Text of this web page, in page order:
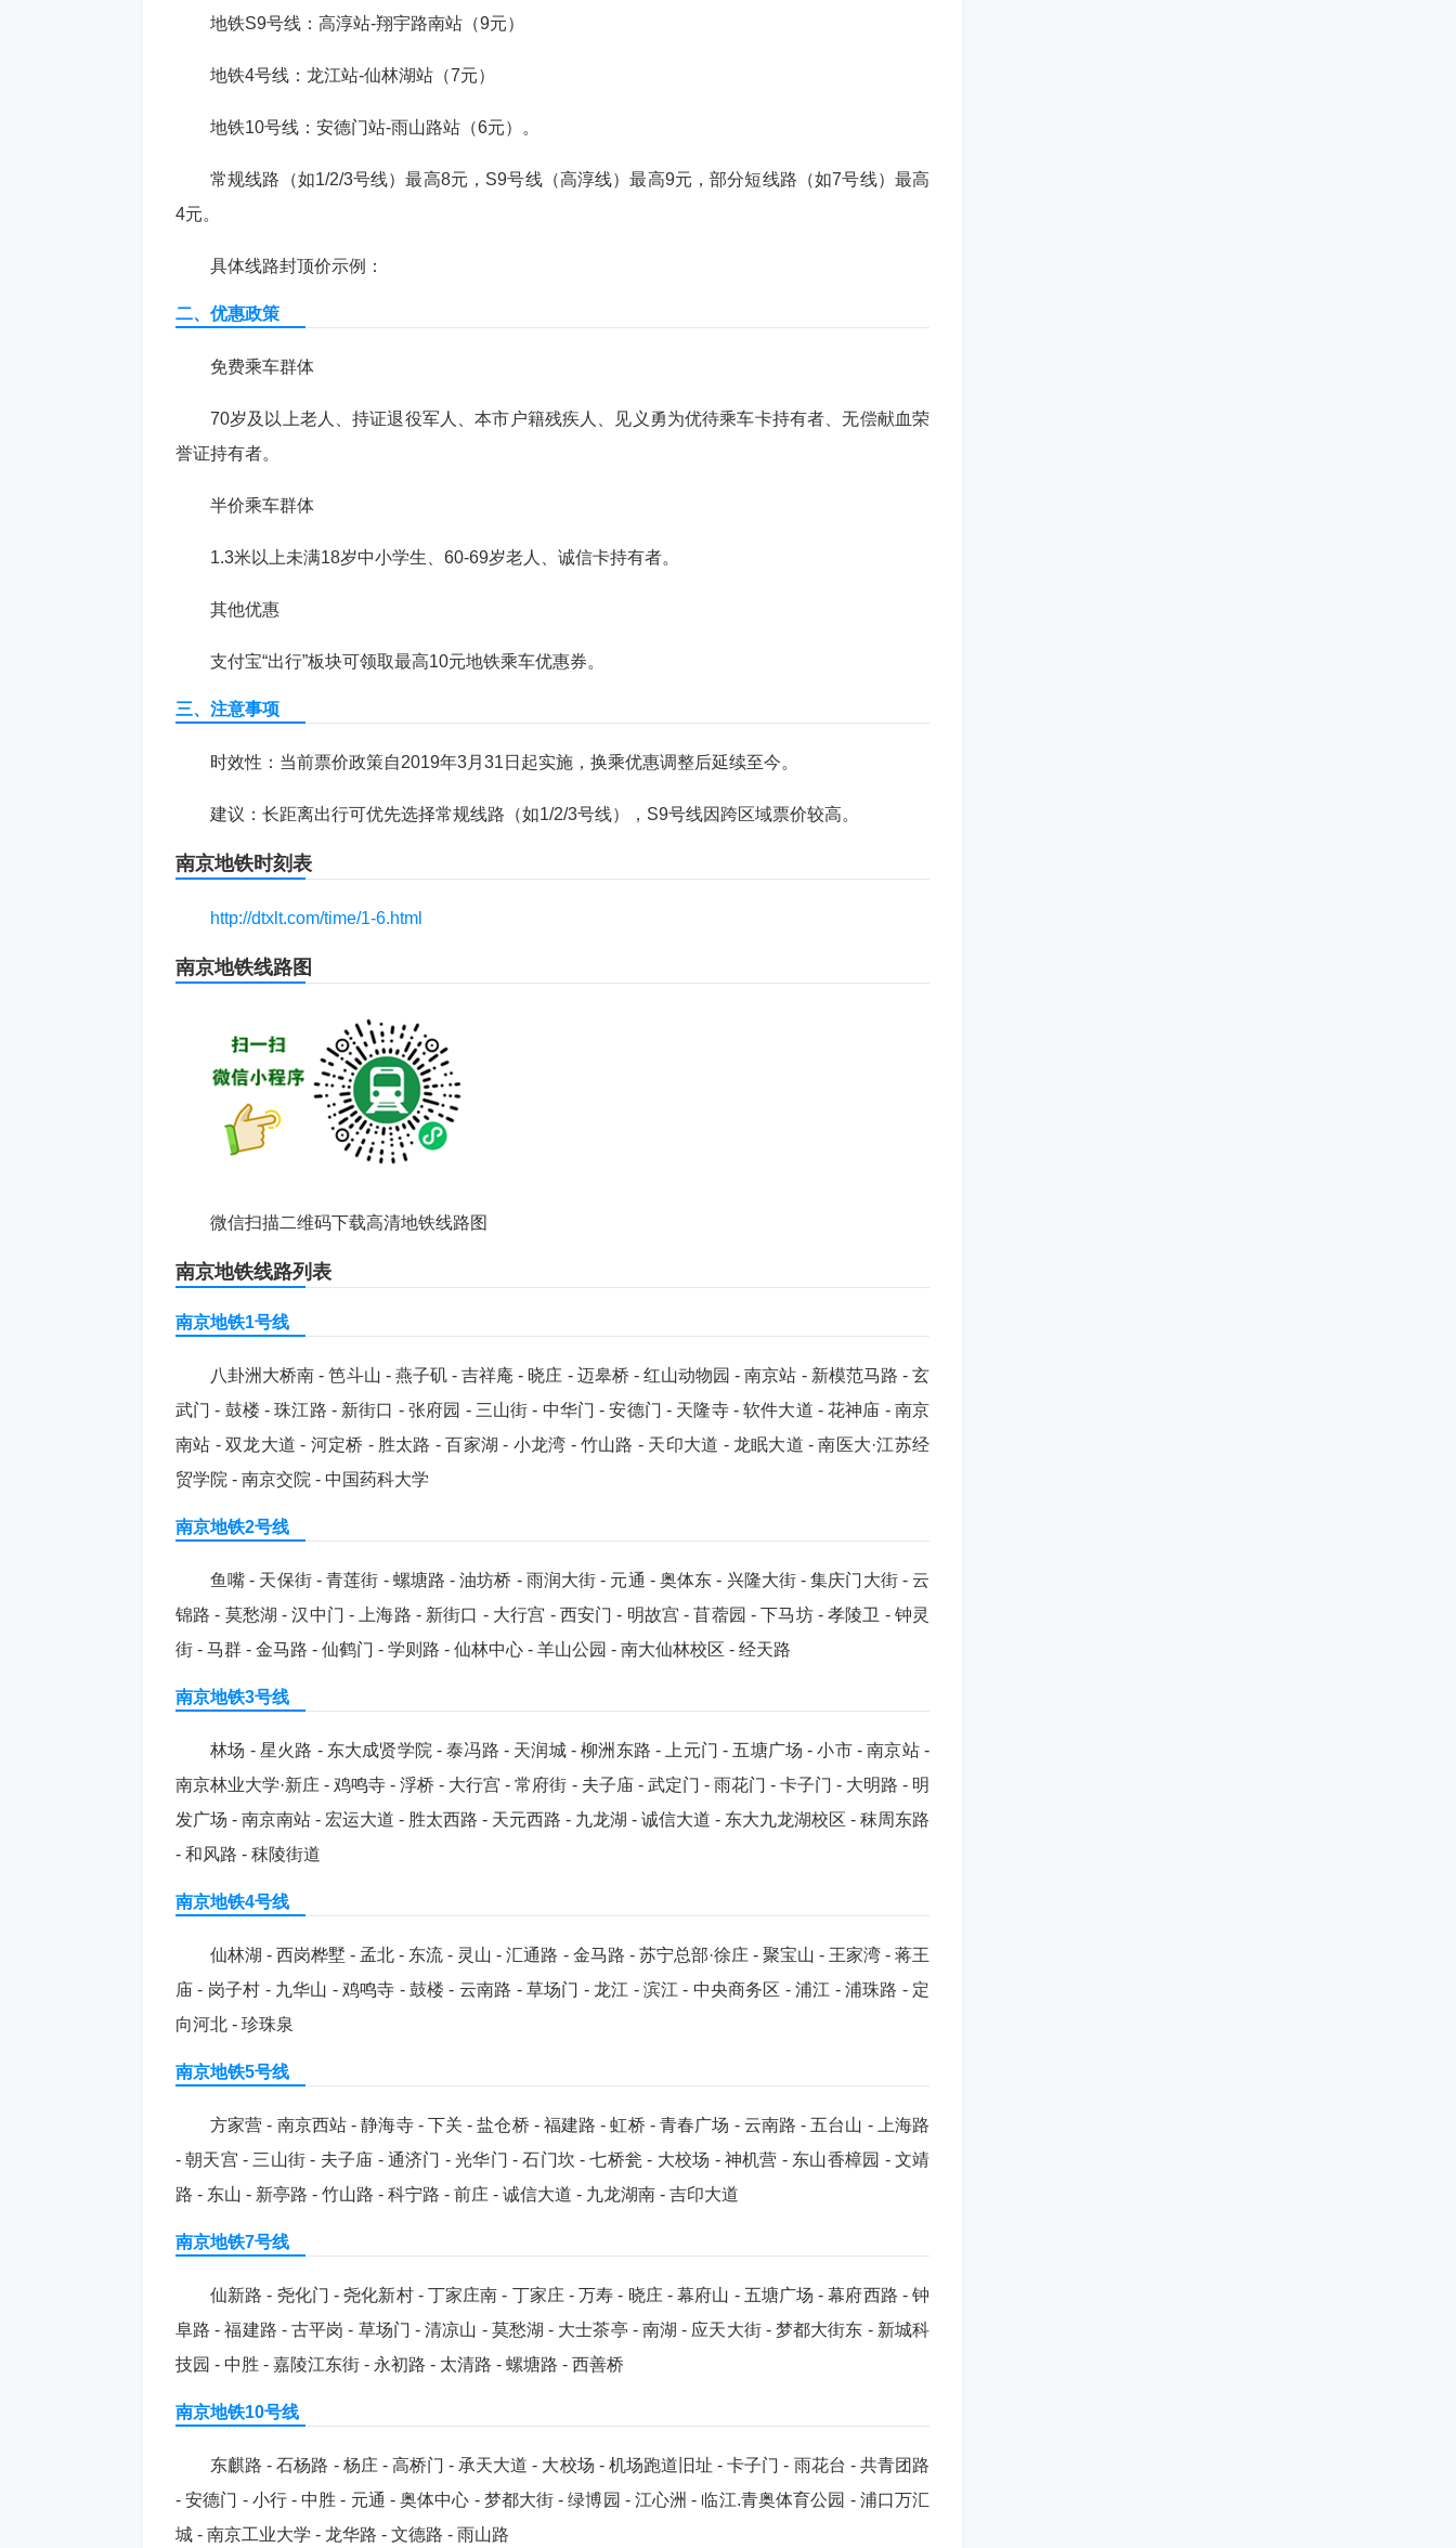
地铁S9号线：高淳站-翔宇路南站（9元）
地铁4号线：龙江站-仙林湖站（7元）
地铁10号线：安德门站-雨山路站（6元）。
常规线路（如1/2/3号线）最高8元，S9号线（高淳线）最高9元，部分短线路（如7号线）最高
4元。
具体线路封顶价示例：
二、优惠政策
‌免费乘车群体‌
70岁及以上老人、持证退役军人、本市户籍残疾人、见义勇为优待乘车卡持有者、无偿献血荣
誉证持有者。
‌半价乘车群体‌
1.3米以上未满18岁中小学生、60-69岁老人、诚信卡持有者。
‌其他优惠‌
支付宝“出行”板块可领取最高10元地铁乘车优惠券。
三、注意事项
‌时效性‌：当前票价政策自2019年3月31日起实施，换乘优惠调整后延续至今。
‌建议‌：长距离出行可优先选择常规线路（如1/2/3号线），S9号线因跨区域票价较高。
南京地铁时刻表
http://dtxlt.com/time/1-6.html
南京地铁线路图
微信扫描二维码下载高清地铁线路图
南京地铁线路列表
南京地铁1号线
八卦洲大桥南 - 笆斗山 - 燕子矶 - 吉祥庵 - 晓庄 - 迈皋桥 - 红山动物园 - 南京站 - 新模范马路 - 玄
武门 - 鼓楼 - 珠江路 - 新街口 - 张府园 - 三山街 - 中华门 - 安德门 - 天隆寺 - 软件大道 - 花神庙 - 南京
南站 - 双龙大道 - 河定桥 - 胜太路 - 百家湖 - 小龙湾 - 竹山路 - 天印大道 - 龙眠大道 - 南医大·江苏经
贸学院 - 南京交院 - 中国药科大学
南京地铁2号线
鱼嘴 - 天保街 - 青莲街 - 螺塘路 - 油坊桥 - 雨润大街 - 元通 - 奥体东 - 兴隆大街 - 集庆门大街 - 云
锦路 - 莫愁湖 - 汉中门 - 上海路 - 新街口 - 大行宫 - 西安门 - 明故宫 - 苜蓿园 - 下马坊 - 孝陵卫 - 钟灵
街 - 马群 - 金马路 - 仙鹤门 - 学则路 - 仙林中心 - 羊山公园 - 南大仙林校区 - 经天路
南京地铁3号线
林场 - 星火路 - 东大成贤学院 - 泰冯路 - 天润城 - 柳洲东路 - 上元门 - 五塘广场 - 小市 - 南京站 -
南京林业大学·新庄 - 鸡鸣寺 - 浮桥 - 大行宫 - 常府街 - 夫子庙 - 武定门 - 雨花门 - 卡子门 - 大明路 - 明
发广场 - 南京南站 - 宏运大道 - 胜太西路 - 天元西路 - 九龙湖 - 诚信大道 - 东大九龙湖校区 - 秣周东路
- 和风路 - 秣陵街道
南京地铁4号线
仙林湖 - 西岗桦墅 - 孟北 - 东流 - 灵山 - 汇通路 - 金马路 - 苏宁总部·徐庄 - 聚宝山 - 王家湾 - 蒋王
庙 - 岗子村 - 九华山 - 鸡鸣寺 - 鼓楼 - 云南路 - 草场门 - 龙江 - 滨江 - 中央商务区 - 浦江 - 浦珠路 - 定
向河北 - 珍珠泉
南京地铁5号线
方家营 - 南京西站 - 静海寺 - 下关 - 盐仓桥 - 福建路 - 虹桥 - 青春广场 - 云南路 - 五台山 - 上海路
- 朝天宫 - 三山街 - 夫子庙 - 通济门 - 光华门 - 石门坎 - 七桥瓮 - 大校场 - 神机营 - 东山香樟园 - 文靖
路 - 东山 - 新亭路 - 竹山路 - 科宁路 - 前庄 - 诚信大道 - 九龙湖南 - 吉印大道
南京地铁7号线
仙新路 - 尧化门 - 尧化新村 - 丁家庄南 - 丁家庄 - 万寿 - 晓庄 - 幕府山 - 五塘广场 - 幕府西路 - 钟
阜路 - 福建路 - 古平岗 - 草场门 - 清凉山 - 莫愁湖 - 大士茶亭 - 南湖 - 应天大街 - 梦都大街东 - 新城科
技园 - 中胜 - 嘉陵江东街 - 永初路 - 太清路 - 螺塘路 - 西善桥
南京地铁10号线
东麒路 - 石杨路 - 杨庄 - 高桥门 - 承天大道 - 大校场 - 机场跑道旧址 - 卡子门 - 雨花台 - 共青团路
- 安德门 - 小行 - 中胜 - 元通 - 奥体中心 - 梦都大街 - 绿博园 - 江心洲 - 临江.青奥体育公园 - 浦口万汇
城 - 南京工业大学 - 龙华路 - 文德路 - 雨山路